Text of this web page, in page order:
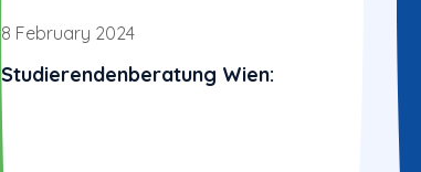
8 February 2024
Studierendenberatung Wien: